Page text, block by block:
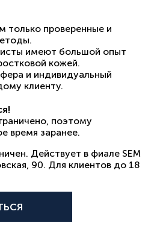
только проверенные и
имеют большой опыт
кожей.
и индивидуальный
клиенту.
поэтому
время заранее.
Действует в фиале SEM
90. Для клиентов до 18